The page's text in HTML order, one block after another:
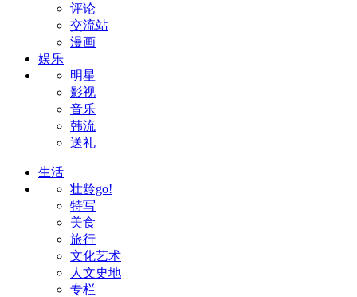
评论
交流站
漫画
娱乐
明星
影视
音乐
韩流
送礼
生活
壮龄go!
特写
美食
旅行
文化艺术
人文史地
专栏